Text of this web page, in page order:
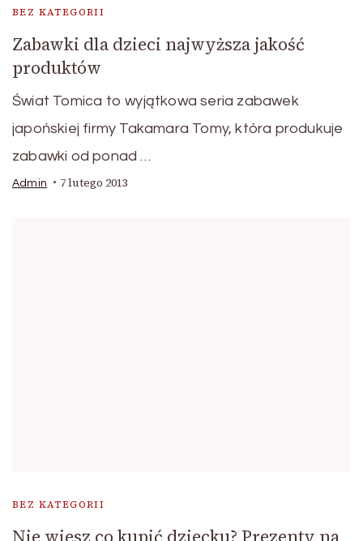
BEZ KATEGORII
Zabawki dla dzieci najwyższa jakość
produktów
Świat Tomica to wyjątkowa seria zabawek
japońskiej firmy Takamara Tomy, która produkuje
zabawki od ponad …
Admin 7 lutego 2013
BEZ KATEGORII